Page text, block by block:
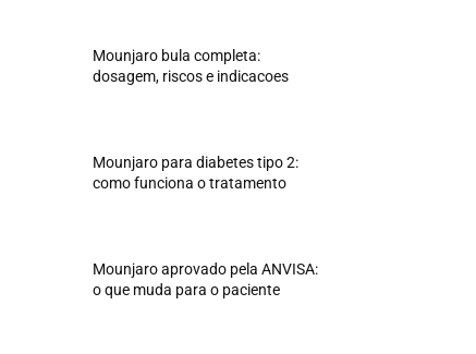
Mounjaro bula completa:
dosagem, riscos e indicacoes
Mounjaro para diabetes tipo 2:
como funciona o tratamento
Mounjaro aprovado pela ANVISA:
o que muda para o paciente